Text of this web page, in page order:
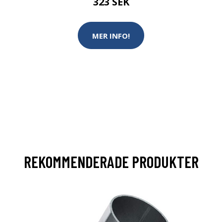
MER INFO!
REKOMMENDERADE PRODUKTER